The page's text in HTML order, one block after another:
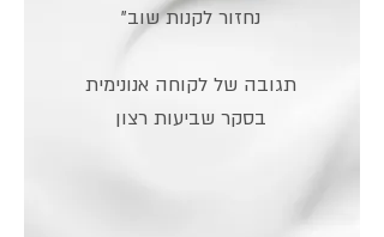
נחזור לקנות שוב"
תגובה של לקוחה אנונימית
בסקר שביעות רצון